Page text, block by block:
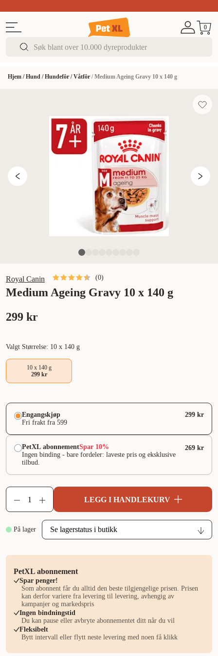
0
Hjem /Hund /Hundefôr /Våtfôr /Medium Ageing Gravy 10 x 140 g
Medium Ageing Gravy 10 x 140 g
Royal Canin (0)
299 kr
Valgt Størrelse: 10 x 140 g
10 x 140 g
299 kr
Engangskjøp
Fri frakt fra 599
299 kr
PetXL abonnementSpar 10%
Ingen binding - bare fordeler: laveste pris og eksklusive
tilbud.
269 kr
LEGG I HANDLEKURV
På lager
PetXL abonnement
Spar penger!
Som abonnent får du alltid den beste tilgjengelige prisen. Prisen
kan derfor variere fra levering til levering, avhengig av
kampanjer og markedspris
Ingen bindningstid
Du kan pause eller avbryte abonnementet ditt når du vil
Fleksibelt
Bytt intervall eller flytt neste levering med noen få klikk